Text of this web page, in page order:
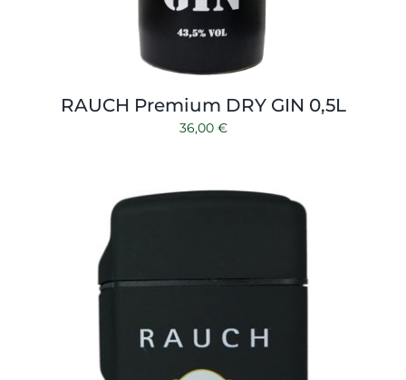
RAUCH Premium DRY GIN 0,5L
36,00 €